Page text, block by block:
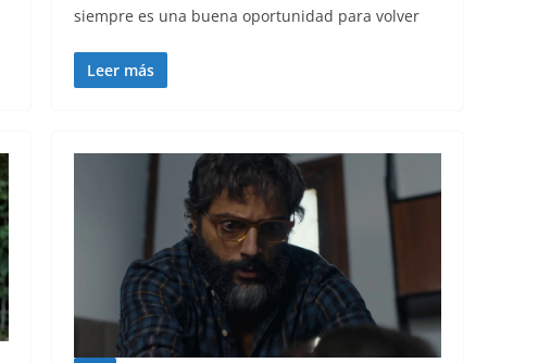
siempre es una buena oportunidad para volver
Leer más